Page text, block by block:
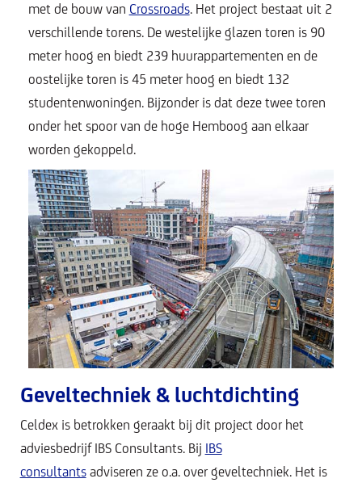
met de bouw van Crossroads. Het project bestaat uit 2
verschillende torens. De westelijke glazen toren is 90
meter hoog en biedt 239 huurappartementen en de
oostelijke toren is 45 meter hoog en biedt 132
studentenwoningen. Bijzonder is dat deze twee toren
onder het spoor van de hoge Hemboog aan elkaar
worden gekoppeld.
Geveltechniek & luchtdichting
Celdex is betrokken geraakt bij dit project door het
adviesbedrijf IBS Consultants. Bij IBS
consultantsadviseren ze o.a. over geveltechniek. Het is